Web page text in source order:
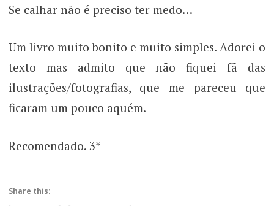
Se calhar não é preciso ter medo…
Um livro muito bonito e muito simples. Adorei o
texto mas admito que não fiquei fã das
ilustrações/fotografias, que me pareceu que
ficaram um pouco aquém.
Recomendado. 3*
Share this: